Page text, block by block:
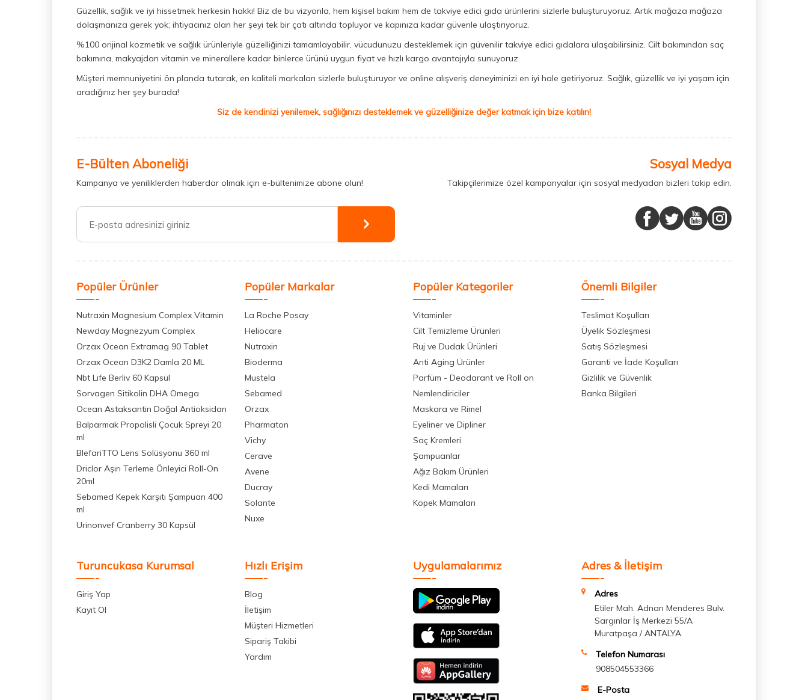
Güzellik, sağlık ve iyi hissetmek herkesin hakkı! Biz de bu vizyonla, hem kişisel bakım hem de takviye edici gıda ürünlerini sizlerle buluşturuyoruz. Artık mağaza mağaza
dolaşmanıza gerek yok; ihtiyacınız olan her şeyi tek bir çatı altında topluyor ve kapınıza kadar güvenle ulaştırıyoruz.
%100 orijinal kozmetik ve sağlık ürünleriyle güzelliğinizi tamamlayabilir, vücudunuzu desteklemek için güvenilir takviye edici gıdalara ulaşabilirsiniz. Cilt bakımından saç
bakımına, makyajdan vitamin ve minerallere kadar binlerce ürünü uygun fiyat ve hızlı kargo avantajıyla sunuyoruz.
Müşteri memnuniyetini ön planda tutarak, en kaliteli markaları sizlerle buluşturuyor ve online alışveriş deneyiminizi en iyi hale getiriyoruz. Sağlık, güzellik ve iyi yaşam için
aradığınız her şey burada!
Siz de kendinizi yenilemek, sağlığınızı desteklemek ve güzelliğinize değer katmak için bize katılın!
E-Bülten Aboneliği
Kampanya ve yeniliklerden haberdar olmak için e-bültenimize abone olun!
Sosyal Medya
Takipçilerimize özel kampanyalar için sosyal medyadan bizleri takip edin.
Popüler Ürünler
Nutraxin Magnesium Complex Vitamin
Newday Magnezyum Complex
Orzax Ocean Extramag 90 Tablet
Orzax Ocean D3K2 Damla 20 ML
Nbt Life Berliv 60 Kapsül
Sorvagen Sitikolin DHA Omega
Ocean Astaksantin Doğal Antioksidan
Balparmak Propolisli Çocuk Spreyi 20
ml
BlefariTTO Lens Solüsyonu 360 ml
Driclor Aşırı Terleme Önleyici Roll-On
20ml
Sebamed Kepek Karşıtı Şampuan 400
ml
Urinonvef Cranberry 30 Kapsül
Popüler Markalar
La Roche Posay
Heliocare
Nutraxin
Bioderma
Mustela
Sebamed
Orzax
Pharmaton
Vichy
Cerave
Avene
Ducray
Solante
Nuxe
Popüler Kategoriler
Vitaminler
Cilt Temizleme Ürünleri
Ruj ve Dudak Ürünleri
Anti Aging Ürünler
Parfüm - Deodarant ve Roll on
Nemlendiriciler
Maskara ve Rimel
Eyeliner ve Dipliner
Saç Kremleri
Şampuanlar
Ağız Bakım Ürünleri
Kedi Mamaları
Köpek Mamaları
Önemli Bilgiler
Teslimat Koşulları
Üyelik Sözleşmesi
Satış Sözleşmesi
Garanti ve İade Koşulları
Gizlilik ve Güvenlik
Banka Bilgileri
Turuncukasa Kurumsal
Giriş Yap
Kayıt Ol
Hızlı Erişim
Blog
İletişim
Müşteri Hizmetleri
Sipariş Takibi
Yardım
Uygulamalarımız Adres & İletişim
Adres
Etiler Mah. Adnan Menderes Bulv.
Sargınlar İş Merkezi 55/A
Muratpaşa / ANTALYA
Telefon Numarası
908504553366
E-Posta